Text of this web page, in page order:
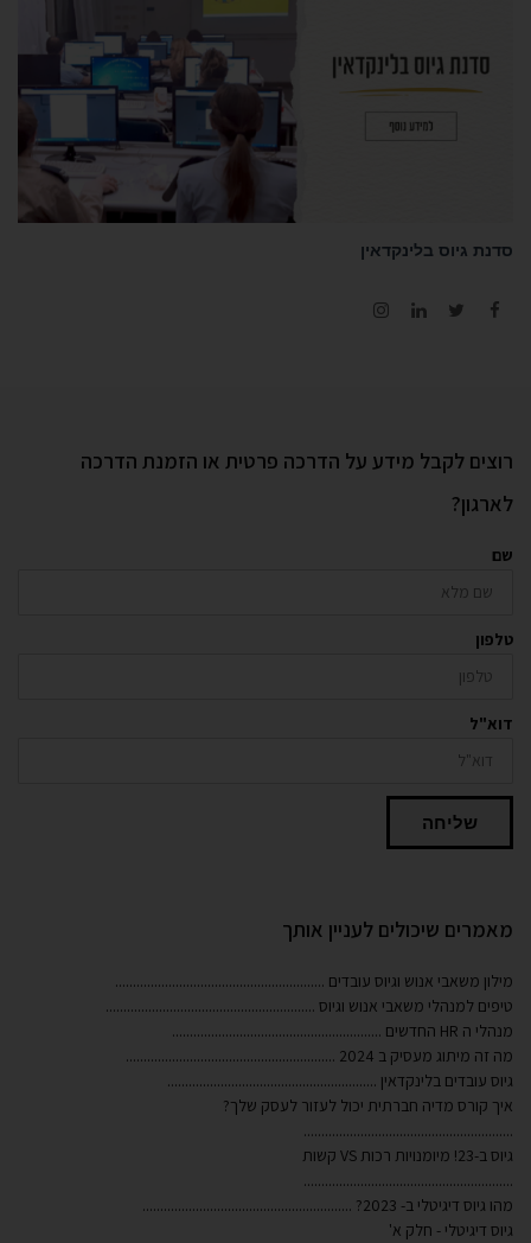
סדנת גיוס בלינקדאין
רוצים לקבל מידע על הדרכה פרטית או הזמנת הדרכה
לארגון?
שם
טלפון
דוא"ל
שליחה
מאמרים שיכולים לעניין אותך
מילון משאבי אנוש וגיוס עובדים ...........................................................
טיפים למנהלי משאבי אנוש וגיוס ...........................................................
מנהלי ה HR החדשים
...........................................................
מה זה מיתוג מעסיק ב 2024
...........................................................
גיוס עובדים בלינקדאין ...........................................................
איך קורס מדיה חברתית יכול לעזור לעסק שלך?
...........................................................
גיוס ב-23! מיומנויות רכות VS קשות
...........................................................
מהו גיוס דיגיטלי ב- 2023?
...........................................................
גיוס דיגיטלי - חלק א'